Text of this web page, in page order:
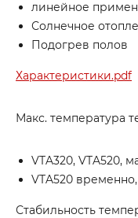
линейное
Солнечное
Подогрев полов
Характеристики.pdf
Макс. температура
VTA320, VTA520,
VTA520 временно,
Стабильность